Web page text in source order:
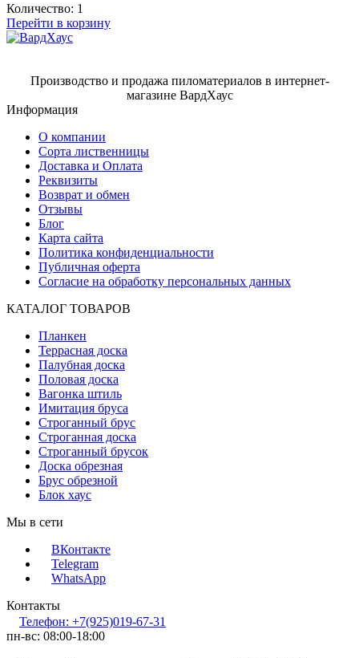
Количество: 1
Перейти в корзину
Производство и продажа пиломатериалов в интернет-
магазине ВардХаус
Информация
О компании
Сорта лиственницы
Доставка и Оплата
Реквизиты
Возврат и обмен
Отзывы
Блог
Карта сайта
Политика конфиденциальности
Публичная оферта
Согласие на обработку персональных данных
КАТАЛОГ ТОВАРОВ
Планкен
Террасная доска
Палубная доска
Половая доска
Вагонка штиль
Имитация бруса
Строганный брус
Строганная доска
Строганный брусок
Доска обрезная
Брус обрезной
Блок хаус
Мы в сети
ВКонтакте
Telegram
WhatsApp
Контакты
Телефон: +7(925)019-67-31
пн-вс: 08:00-18:00